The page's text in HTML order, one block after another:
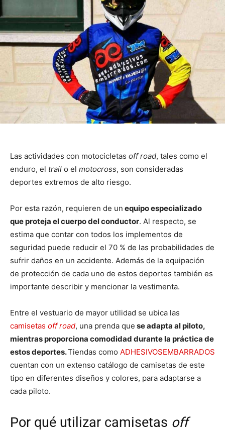
Las actividades con motocicletas off road, tales como el
enduro, el trail o el motocross, son consideradas
deportes extremos de alto riesgo.
Por esta razón, requieren de un equipo especializado
que proteja el cuerpo del conductor. Al respecto, se
estima que contar con todos los implementos de
seguridad puede reducir el 70 % de las probabilidades de
sufrir daños en un accidente. Además de la equipación
de protección de cada uno de estos deportes también es
importante describir y mencionar la vestimenta.
Entre el vestuario de mayor utilidad se ubica las
camisetas off road, una prenda que se adapta al piloto,
mientras proporciona comodidad durante la práctica de
estos deportes.Tiendas como ADHESIVOSEMBARRADOS
cuentan con un extenso catálogo de camisetas de este
tipo en diferentes diseños y colores, para adaptarse a
cada piloto.
Por qué utilizar camisetas off